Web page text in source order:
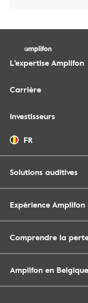
L'expertise Amplifon
Carrière
Investisseurs
FR
Solutions auditives
Expérience Amplifon
Comprendre la
Amplifon en Belgique